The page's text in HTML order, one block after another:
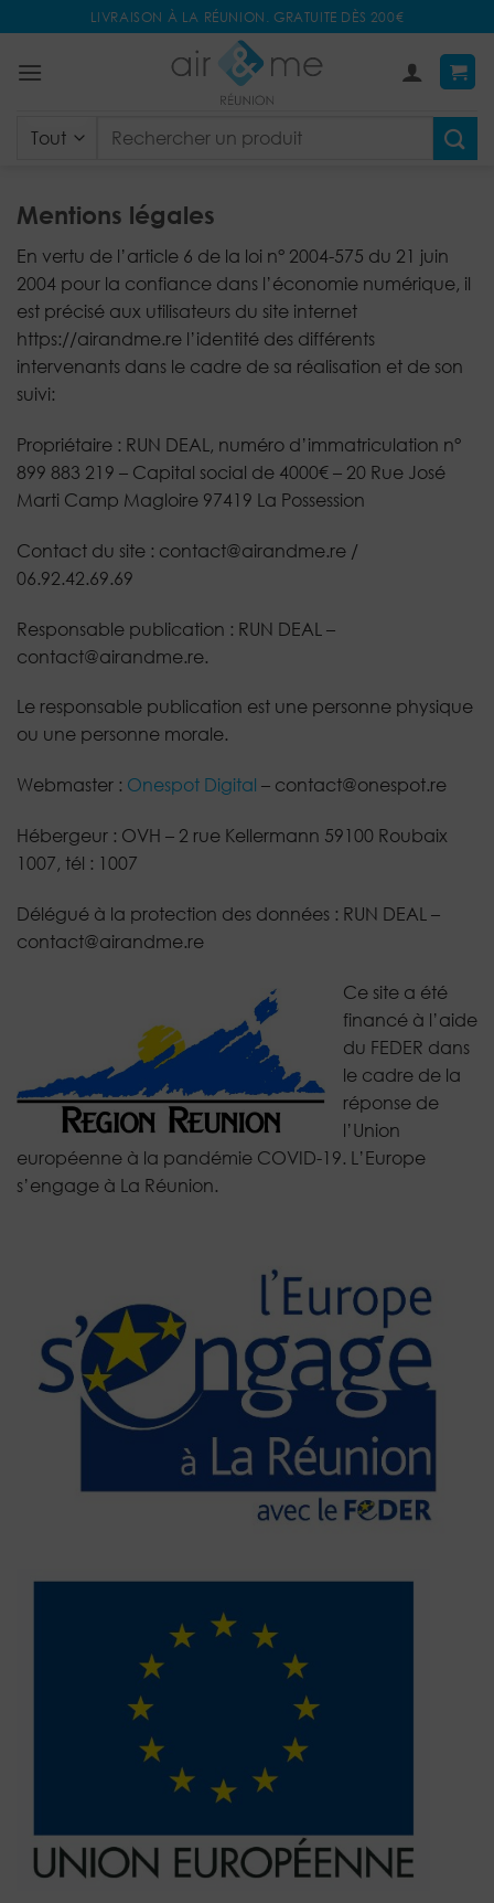
au
contenu
LIVRAISON À LA RÉUNION. GRATUITE DÈS 200€
Recherche
Mentions légales
En vertu de l’article 6 de la loi n° 2004-575 du 21 juin
2004 pour la confiance dans l’économie numérique, il
est précisé aux utilisateurs du site internet
https://airandme.re l’identité des différents
intervenants dans le cadre de sa réalisation et de son
suivi:
Propriétaire : RUN DEAL, numéro d’immatriculation n°
899 883 219 – Capital social de 4000€ – 20 Rue José
Marti Camp Magloire 97419 La Possession
Contact du site : contact@airandme.re /
06.92.42.69.69
Responsable publication : RUN DEAL –
contact@airandme.re.
Le responsable publication est une personne physique
ou une personne morale.
Webmaster : Onespot Digital – contact@onespot.re
Hébergeur : OVH – 2 rue Kellermann 59100 Roubaix
1007, tél : 1007
Délégué à la protection des données : RUN DEAL –
contact@airandme.re
Ce site a été
financé à l’aide
du FEDER dans
le cadre de la
réponse de
l’Union
européenne à la pandémie COVID-19. L’Europe
s’engage à La Réunion.